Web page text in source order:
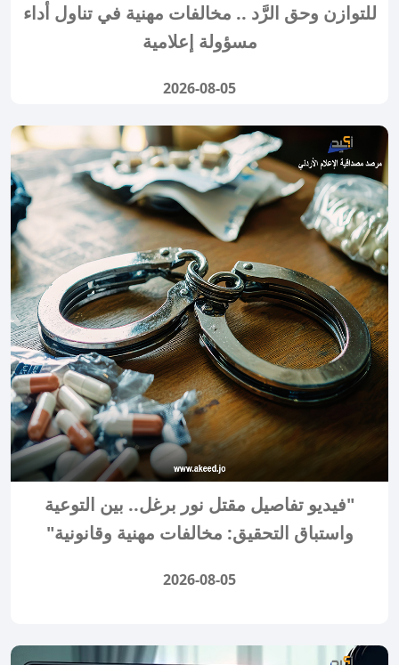
للتوازن وحق الرَّد .. مخالفات مهنية في تناول أداء
مسؤولة إعلامية
2026-08-05
"فيديو تفاصيل مقتل نور برغل.. بين التوعية
واستباق التحقيق: مخالفات مهنية وقانونية"
2026-08-05